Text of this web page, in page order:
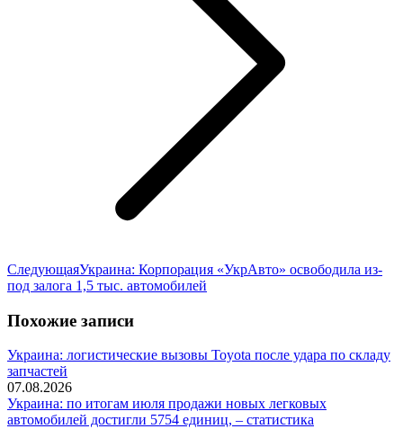
СледующаяСледующая
запись:
Украина: Корпорация «УкрАвто» освободила из-
под залога 1,5 тыс. автомобилей
Похожие записи
Украина: логистические вызовы Toyota после удара по складу
запчастей
07.08.2026
Украина: по итогам июля продажи новых легковых
автомобилей достигли 5754 единиц, – статистика